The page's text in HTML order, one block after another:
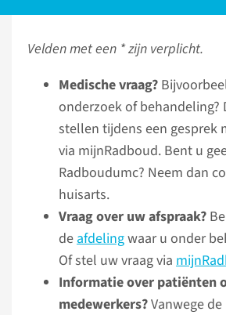
Velden met een * zijn verplicht.
Medische vraag?
onderzoek of behandeling?
stellen tijdens een gesprek
via mijnRadboud. Bent u
Radboudumc? Neem dan
huisarts.
Vraag over uw afspraak?
deafdelingwaar u onder
Of stel uw vraag via
Informatie over patiënten
medewerkers?Vanwege